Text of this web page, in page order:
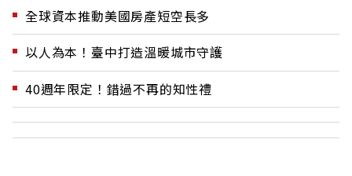
全球資本推動美國房產短空長多
以人為本！臺中打造溫暖城市守護
40週年限定！錯過不再的知性禮